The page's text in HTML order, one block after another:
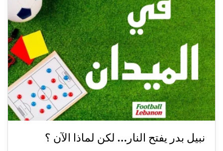
نبيل بدر يفتح النار… لكن لماذا الآن ؟